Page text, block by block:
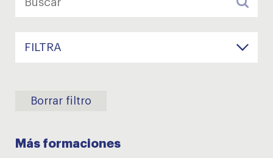
FILTRA
Borrar filtro
Más formaciones